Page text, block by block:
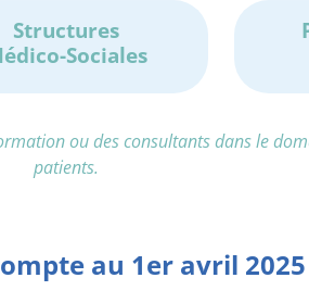
Structures
Sociales
ou des consultants dans le
patients.
au 1er avril